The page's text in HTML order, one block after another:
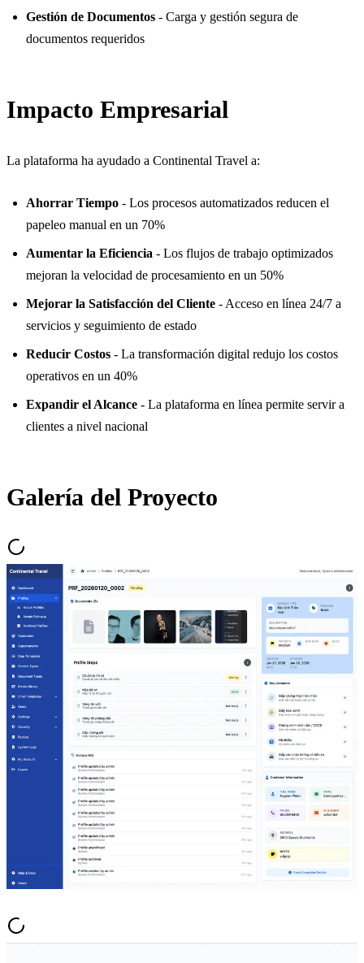
Gestión de Documentos - Carga y gestión segura de
documentos requeridos
Impacto Empresarial
La plataforma ha ayudado a Continental Travel a:
Ahorrar Tiempo - Los procesos automatizados reducen el
papeleo manual en un 70%
Aumentar la Eficiencia - Los flujos de trabajo optimizados
mejoran la velocidad de procesamiento en un 50%
Mejorar la Satisfacción del Cliente - Acceso en línea 24/7 a
servicios y seguimiento de estado
Reducir Costos - La transformación digital redujo los costos
operativos en un 40%
Expandir el Alcance - La plataforma en línea permite servir a
clientes a nivel nacional
Galería del Proyecto